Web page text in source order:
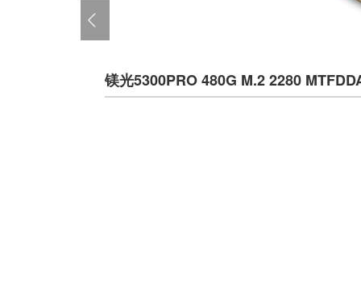
镁光5300PRO 480G M.2 2280